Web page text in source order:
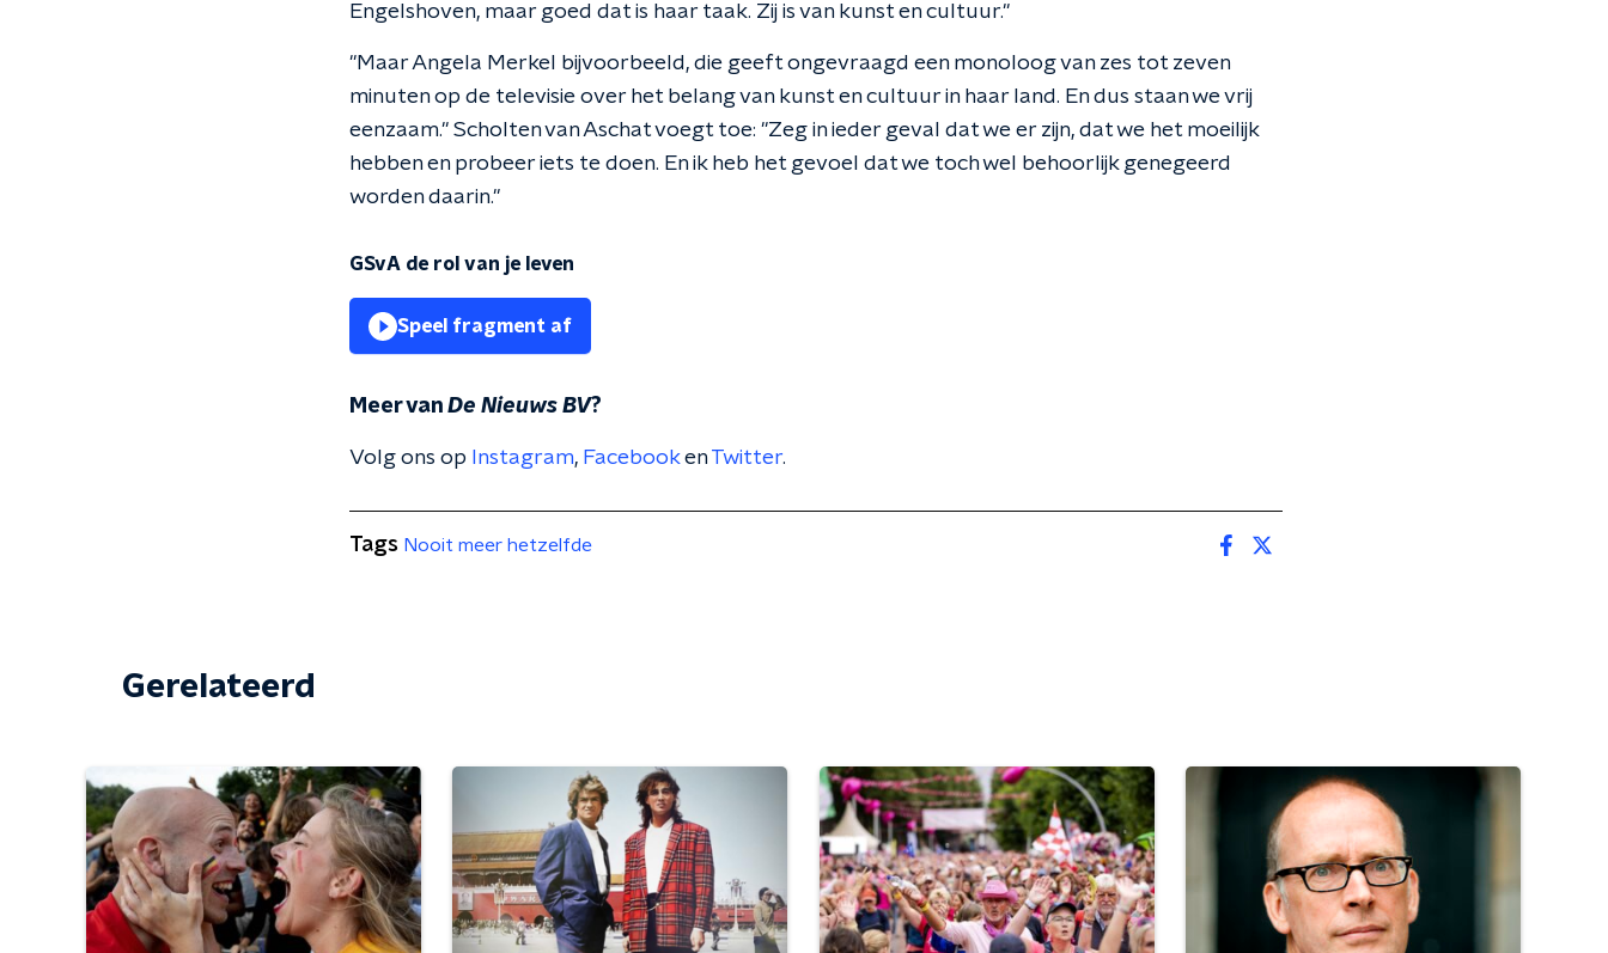
Engelshoven, maar goed dat is haar taak. Zij is van kunst en cultuur."
"Maar Angela Merkel bijvoorbeeld, die geeft ongevraagd een monoloog van zes tot zeven
minuten op de televisie over het belang van kunst en cultuur in haar land. En dus staan we vrij
eenzaam." Scholten van Aschat voegt toe: "Zeg in ieder geval dat we er zijn, dat we het moeilijk
hebben en probeer iets te doen. En ik heb het gevoel dat we toch wel behoorlijk genegeerd
worden daarin."
GSvA de rol van je leven
Speel fragment af
Meer van De Nieuws BV?
Volg ons op Instagram, FacebookenTwitter.
Tags Nooit meer hetzelfde
Gerelateerd